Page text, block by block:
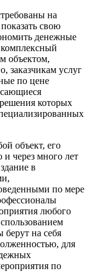
на
свою
денежные
комплексный
объектом,
заказчикам услуг
по цене
которых
объект, его
через много лет
в
по мере
любого
берут на себя
для
по